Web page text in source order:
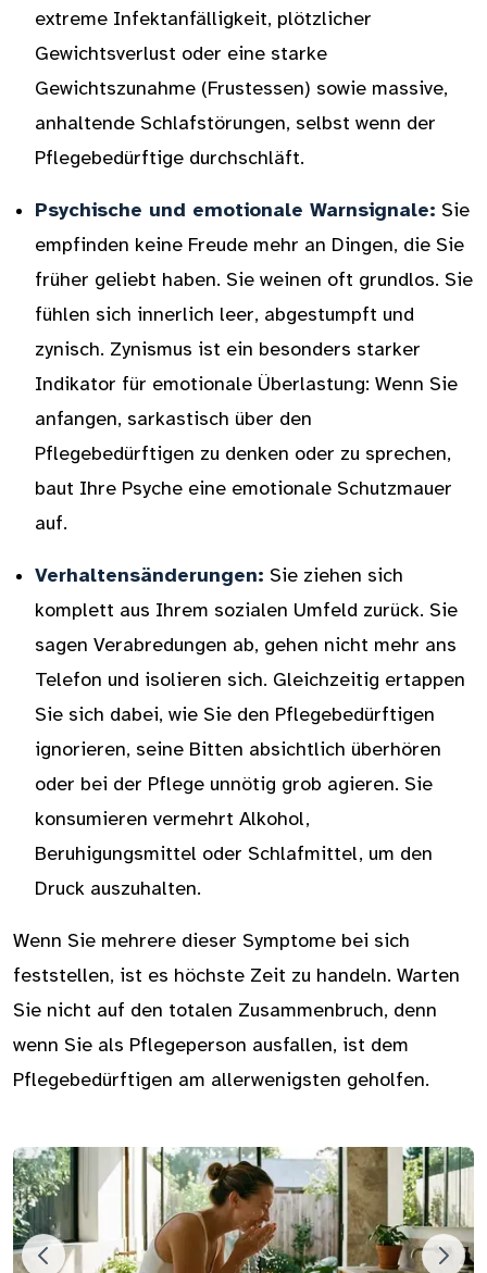
extreme Infektanfälligkeit, plötzlicher
Gewichtsverlust oder eine starke
Gewichtszunahme (Frustessen) sowie massive,
anhaltende Schlafstörungen, selbst wenn der
Pflegebedürftige durchschläft.
Psychische und emotionale Warnsignale: Sie
empfinden keine Freude mehr an Dingen, die Sie
früher geliebt haben. Sie weinen oft grundlos. Sie
fühlen sich innerlich leer, abgestumpft und
zynisch. Zynismus ist ein besonders starker
Indikator für emotionale Überlastung: Wenn Sie
anfangen, sarkastisch über den
Pflegebedürftigen zu denken oder zu sprechen,
baut Ihre Psyche eine emotionale Schutzmauer
auf.
Verhaltensänderungen: Sie ziehen sich
komplett aus Ihrem sozialen Umfeld zurück. Sie
sagen Verabredungen ab, gehen nicht mehr ans
Telefon und isolieren sich. Gleichzeitig ertappen
Sie sich dabei, wie Sie den Pflegebedürftigen
ignorieren, seine Bitten absichtlich überhören
oder bei der Pflege unnötig grob agieren. Sie
konsumieren vermehrt Alkohol,
Beruhigungsmittel oder Schlafmittel, um den
Druck auszuhalten.
Wenn Sie mehrere dieser Symptome bei sich
feststellen, ist es höchste Zeit zu handeln. Warten
Sie nicht auf den totalen Zusammenbruch, denn
wenn Sie als Pflegeperson ausfallen, ist dem
Pflegebedürftigen am allerwenigsten geholfen.